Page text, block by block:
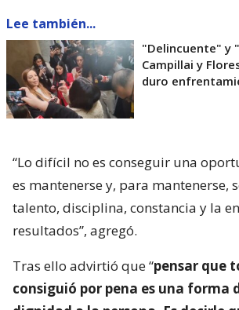
Lee también...
"Delincuente" y
Campillai y
duro
“Lo difícil no es conseguir una
es mantenerse y, para mantenerse,
talento, disciplina, constancia y la
resultados”, agregó.
Tras ello advirtió que “pensar que
consiguió por pena es una forma